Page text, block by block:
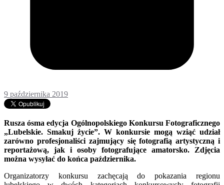
9 października 2019
Rusza ósma edycja Ogólnopolskiego Konkursu Fotograficznego
„Lubelskie. Smakuj życie”. W konkursie mogą wziąć udział
zarówno profesjonaliści zajmujący się fotografią artystyczną i
reportażową, jak i osoby fotografujące amatorsko. Zdjęcia
można wysyłać do końca października.
Organizatorzy konkursu zachęcają do pokazania regionu